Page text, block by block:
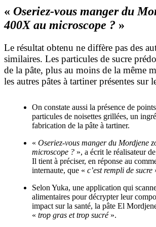
« Oseriez-vous manger du
400X au microscope ? »
Le résultat obtenu ne diffère pas des
similaires. Les particules de sucre
de la pâte, plus au moins de la même
les autres pâtes à tartiner présentes sur
On constate aussi la présence de
particules de noisettes grillées, un
fabrication de la pâte à tartiner.
« Oseriez-vous manger du Mordjene
microscope ? », a écrit le réalisateur
Il tient à préciser, en réponse au
internaute, que « c’est rempli de sucre
Selon Yuka, une application qui
alimentaires pour décrypter leur
impact sur la santé, la pâte El
« trop gras et trop sucré ».